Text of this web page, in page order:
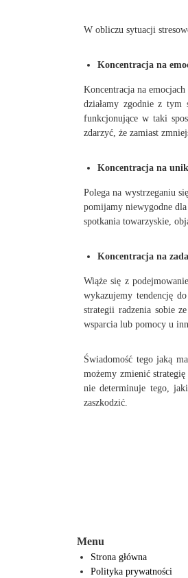
W obliczu sytuacji
Koncentracja na
Koncentracja na
działamy zgodnie z tym
funkcjonujące w taki
zdarzyć, że zamiast
Koncentracja na
Polega na wystrzeganiu
pomijamy niewygodne dla
spotkania towarzyskie,
Koncentracja na
Wiąże się z
wykazujemy tendencję
strategii radzenia sobie
wsparcia lub pomocy u
Świadomość tego jaką
możemy zmienić
nie determinuje tego,
zaszkodzić.
Menu
Strona główna
Polityka prywatności